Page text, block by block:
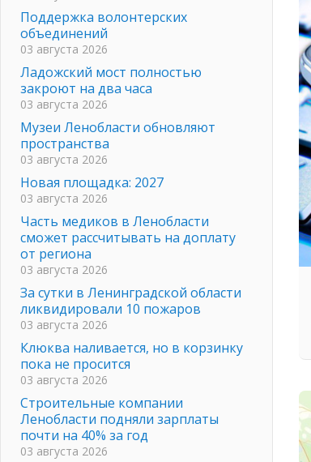
Поддержка волонтерских
объединений
03 августа 2026
Ладожский мост полностью
закроют на два часа
03 августа 2026
Музеи Ленобласти обновляют
пространства
03 августа 2026
Новая площадка: 2027
03 августа 2026
Часть медиков в Ленобласти
сможет рассчитывать на доплату
от региона
03 августа 2026
За сутки в Ленинградской области
ликвидировали 10 пожаров
03 августа 2026
Клюква наливается, но в корзинку
пока не просится
03 августа 2026
Строительные компании
Ленобласти подняли зарплаты
почти на 40% за год
03 августа 2026